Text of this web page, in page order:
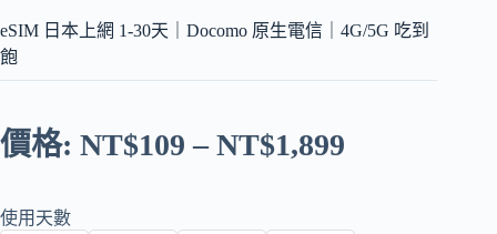
eSIM 日本上網 1-30天｜Docomo 原生電信｜4G/5G 吃到
飽
價格: NT$109 –NT$1,899
使用天數